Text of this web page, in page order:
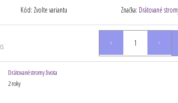
Kód: Zvolte variantu Značka: Drátované
Drátované stromy života
2 roky